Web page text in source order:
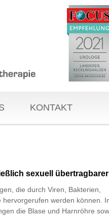
KONTAKT
sexuell
die durch Viren, Bakterien,
werden können.
die Blase und Harnröhre